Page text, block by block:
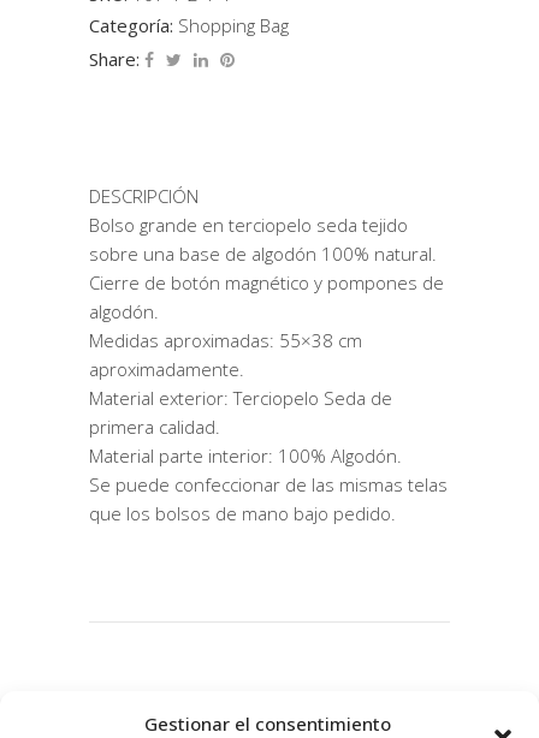
Gestionar el consentimiento
Categoría: Shopping Bag
Share:
DESCRIPCIÓN
Bolso grande en terciopelo seda tejido
sobre una base de algodón 100% natural.
Cierre de botón magnético y pompones de
algodón.
Medidas aproximadas: 55×38 cm
aproximadamente.
Material exterior: Terciopelo Seda de
primera calidad.
Material parte interior: 100% Algodón.
Se puede confeccionar de las mismas telas
que los bolsos de mano bajo pedido.